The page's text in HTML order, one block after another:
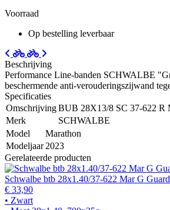
Voorraad
Op bestelling leverbaar
Beschrijving
Performance Line-banden SCHWALBE
beschermende anti-verouderingszijwand
Specificaties
OmschrijvingBUB 28X13/8 SC 37-622
Merk
SCHWALBE
Model
Marathon
Modeljaar 2023
Gerelateerde producten
Schwalbe btb 28x1.40/37-622 Mar G Guard
€ 33,90
• Zwart